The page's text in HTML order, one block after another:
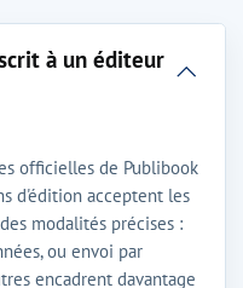
à un éditeur
officielles de Publibook
d'édition acceptent les
modalités précises :
ou envoi par
encadrent davantage